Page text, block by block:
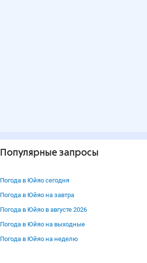
Популярные запросы
Погода в Юйяо сегодня
Погода в Юйяо на завтра
Погода в Юйяо в августе 2026
Погода в Юйяо на выходные
Погода в Юйяо на неделю